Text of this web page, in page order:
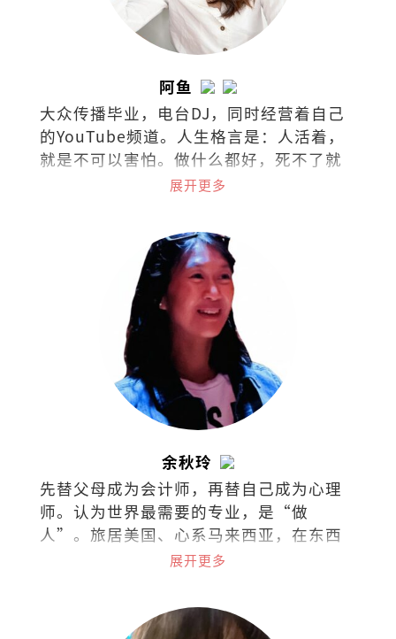
阿鱼
大众传播毕业，电台DJ，同时经营着自己
的YouTube频道。人生格言是：人活着，
就是不可以害怕。做什么都好，死不了就
展开更多
余秋玲
先替父母成为会计师，再替自己成为心理
师。认为世界最需要的专业，是“做
人”。旅居美国、心系马来西亚，在东西
文化间拉扯。试着把拉扯化成视野，把矛
展开更多